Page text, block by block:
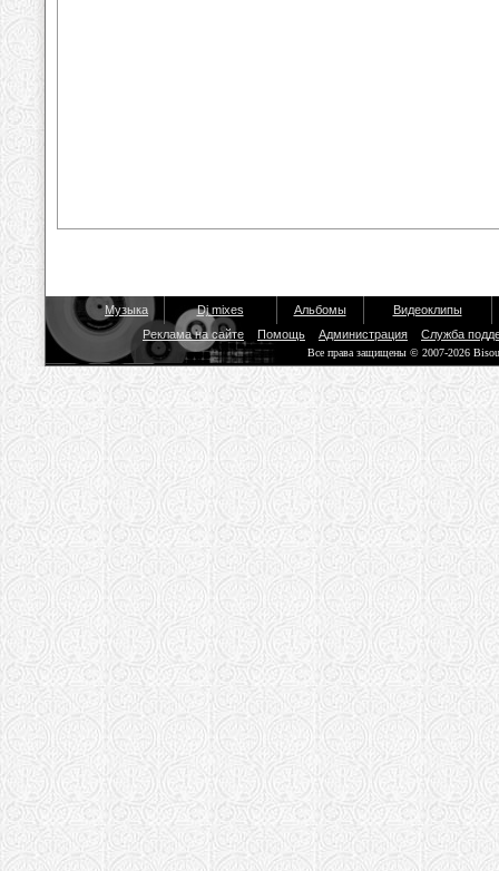
Музыка Dj mixes Альбомы
Видеоклипы
Реклама на сайте
Помощь Администрация Служба
Все права защищены © 2007-2026